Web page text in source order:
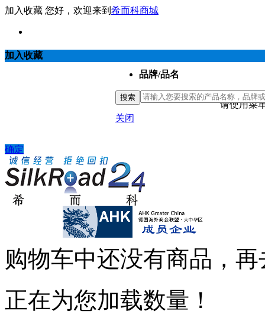
加入收藏 您好，欢迎来到 希而科商城
加入收藏
请使用菜
确定
购物车中还没有商品，
正在为您加载数量！
品牌/品名
搜索
关闭